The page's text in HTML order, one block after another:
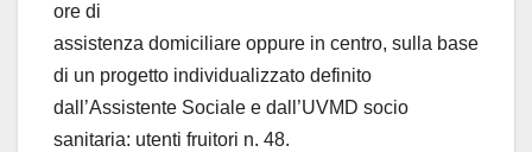
ore di
assistenza domiciliare oppure in centro, sulla base
di un progetto individualizzato definito
dall’Assistente Sociale e dall’UVMD socio
sanitaria: utenti fruitori n. 48.